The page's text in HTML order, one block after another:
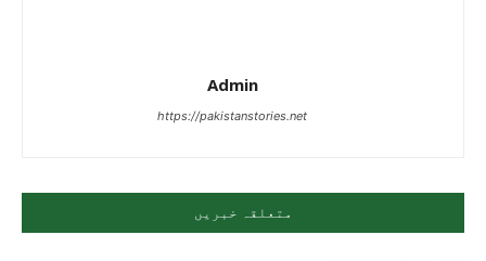
Admin
https://pakistanstories.net
متعلقہ خبریں